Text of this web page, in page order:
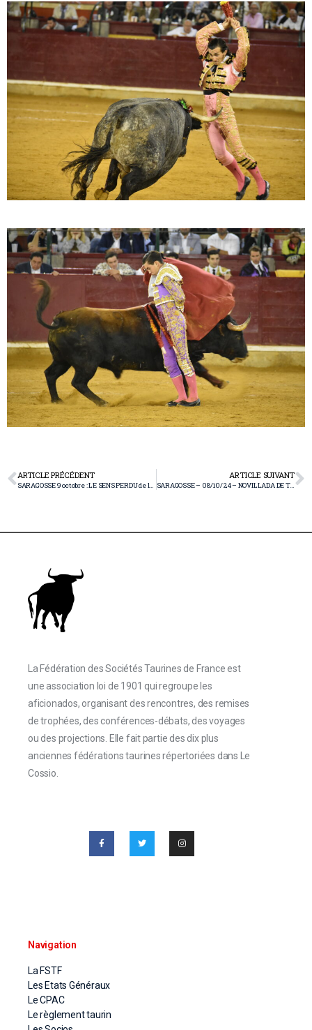
ARTICLE PRÉCÉDENT
SARAGOSSE 9 octobre : LE SENS PERDU de la CORRIDA CONCOURS par Daniel Garipuy
ARTICLE SUIVANT
SARAGOSSE – 08/10/24 – NOVILLADA DE TALAVANTE – HERMNAS AZCONA par JYB
La Fédération des Sociétés Taurines de France est
une association loi de 1901 qui regroupe les
aficionados, organisant des rencontres, des remises
de trophées, des conférences-débats, des voyages
ou des projections. Elle fait partie des dix plus
anciennes fédérations taurines répertoriées dans Le
Cossio.
Navigation
La FSTF
Les Etats Généraux
Le CPAC
Le règlement taurin